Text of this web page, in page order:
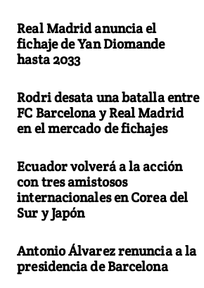
Real Madrid anuncia el
fichaje de Yan Diomande
hasta 2033
Rodri desata una batalla entre
FC Barcelona y Real Madrid
en el mercado de fichajes
Ecuador volverá a la acción
con tres amistosos
internacionales en Corea del
Sur y Japón
Antonio Álvarez renuncia a la
presidencia de Barcelona